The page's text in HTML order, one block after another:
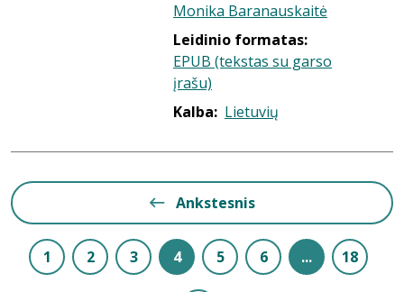
Monika Baranauskaitė
Leidinio formatas:
EPUB (tekstas su garso
įrašu)
Kalba: Lietuvių
Ankstesnis
1 2 3 4 5 6 ... 18